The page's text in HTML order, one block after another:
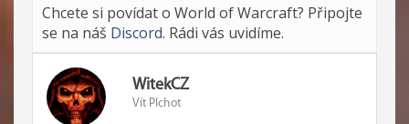
Chcete si povídat o World of Warcraft? Připojte
se na náš Discord. Rádi vás uvidíme.
WitekCZ
Vít Plchot